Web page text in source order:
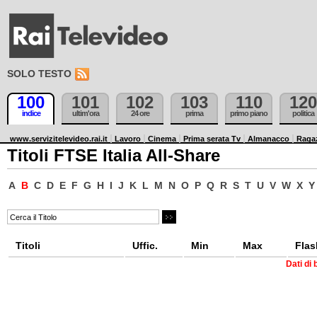
SOLO TESTO
100
indice
101
ultim'ora
102
24 ore
103
prima
110
primo piano
120
politica
www.servizitelevideo.rai.it Lavoro Cinema Prima serata Tv Almanacco
Titoli FTSE Italia All-Share
A B C D E F G H I J K L M N O P Q R S T U V W X Y
Titoli Uffic. Min Max
Dati di